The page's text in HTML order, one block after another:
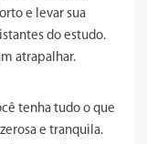
e levar sua
do estudo.
atrapalhar.
tenha tudo o que
e tranquila.